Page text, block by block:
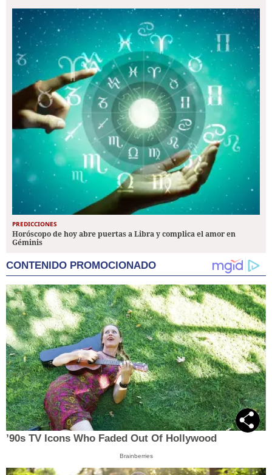
PREDICCIONES
Horóscopo de hoy abre puertas a Libra y complica el amor en
Géminis
CONTENIDO PROMOCIONADO
’90s TV Icons Who Faded Out Of Hollywood
Brainberries